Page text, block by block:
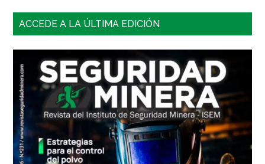
Barra
principal
ACCEDE A LA ÚLTIMA EDICIÓN